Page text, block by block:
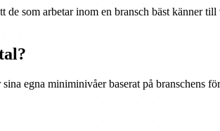
som arbetar inom en bransch bäst känner
egna miniminivåer baserat på branschens